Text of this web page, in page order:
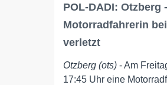
POL-DADI: Otzberg
Motorradfahrerin
verletzt
Otzberg (ots) - Am
17:45 Uhr eine